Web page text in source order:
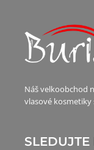
Náš velkoobchod
vlasové kosmetiky
SLEDUJTE